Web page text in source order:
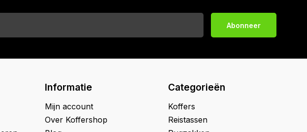
Abonneer
Informatie
Mijn account
Over Koffershop
Categorieën
Koffers
Reistassen